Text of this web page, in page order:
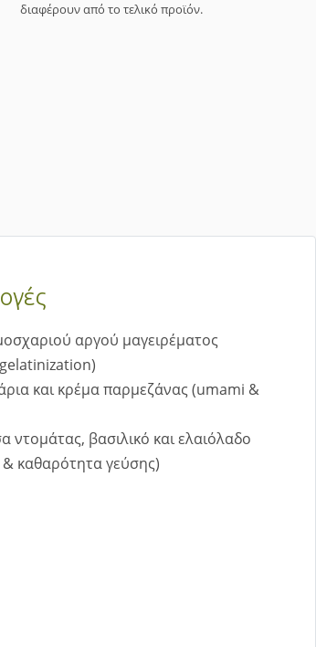
διαφέρουν από το τελικό προϊόν.
αργού μαγειρέματος
και κρέμα παρμεζάνας (umami &
ντομάτας, βασιλικό και ελαιόλαδο
καθαρότητα γεύσης)